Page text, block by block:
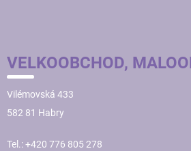
VELKOOBCHOD,
Vilémovská 433
582 81 Habry
Tel.: +420 776 805 278